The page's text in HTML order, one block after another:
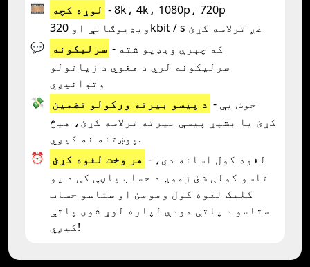
🎞️
لوړه کچه - 8k، 4k، 1080p، 720p
ویډیوګانې او 320kbit / s غږ ترلاسه کړئ
💬
سرليکونه - که چېرې ويډيو شته
سرليکونه لري د هغوي د زياتولو
وتوانيږي
💸 د پیسو بیرته ورکولو تضمین - خوښ یې
کړئ یا بشپړ پیسې بیرته ترلاسه کړئ، هیڅ
پوښتنه نه کیږي.
⏰
هر وخت لغوه کړئ - لغوه کول اسانه دي،
تاسو کولی شئ زموږ د حساب پاڼې کې د یو
کلیک لغوه کول ومومئ او ستاسو حساب
ستاسو د پاتې مودې لپاره لوړ شوی پاتې
کیږي!